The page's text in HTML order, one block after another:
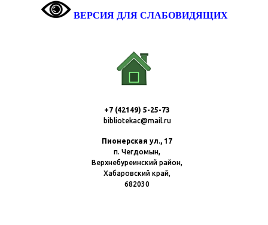
ВЕРСИЯ ДЛЯ СЛАБОВИДЯЩИХ
+7 (42149) 5-25-73
bibliotekac@mail.ru
Пионерская ул., 17
п. Чегдомын,
Верхнебуреинский район,
Хабаровский край,
682030